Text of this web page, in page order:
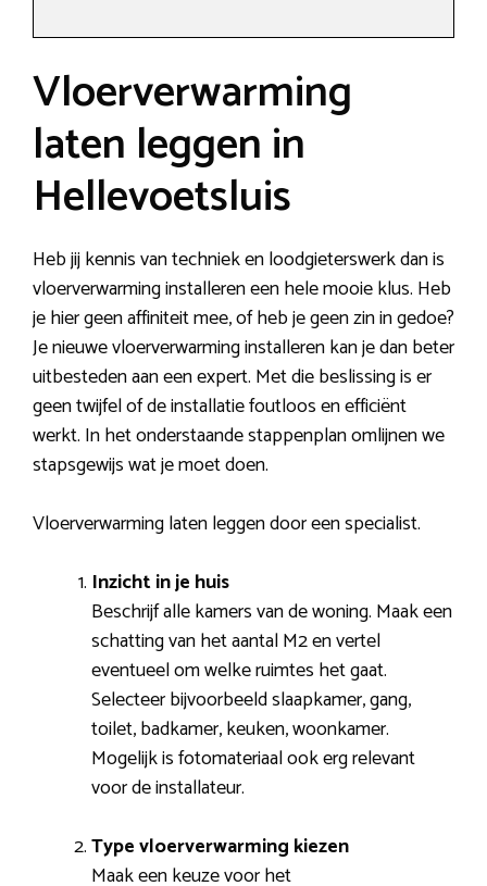
Vloerverwarming
laten leggen in
Hellevoetsluis
Heb jij kennis van techniek en loodgieterswerk dan is
vloerverwarming installeren een hele mooie klus. Heb
je hier geen affiniteit mee, of heb je geen zin in gedoe?
Je nieuwe vloerverwarming installeren kan je dan beter
uitbesteden aan een expert. Met die beslissing is er
geen twijfel of de installatie foutloos en efficiënt
werkt. In het onderstaande stappenplan omlijnen we
stapsgewijs wat je moet doen.
Vloerverwarming laten leggen door een specialist.
Inzicht in je huis
Beschrijf alle kamers van de woning. Maak een
schatting van het aantal M2 en vertel
eventueel om welke ruimtes het gaat.
Selecteer bijvoorbeeld slaapkamer, gang,
toilet, badkamer, keuken, woonkamer.
Mogelijk is fotomateriaal ook erg relevant
voor de installateur.
Type vloerverwarming kiezen
Maak een keuze voor het